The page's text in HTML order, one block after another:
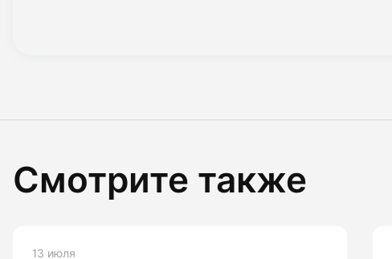
Смотрите также
13 июля